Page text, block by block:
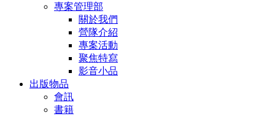
專案管理部
關於我們
營隊介紹
專案活動
聚焦特寫
影音小品
出版物品
會訊
書籍